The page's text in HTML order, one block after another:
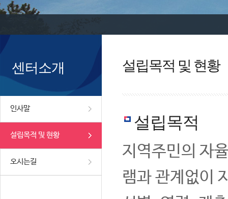
센터소개
인사말
설립목적 및 현황
오시는길
설립목적 및 현황
설립목적
지역주민의 자
램과 관계없이